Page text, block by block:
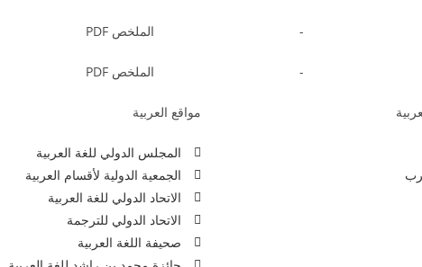
- الملخص PDF
- الملخص PDF
مواقع العربية
المجلس الدولي للغة العربية
الجمعية الدولية لأقسام العربية
الاتحاد الدولي للغة العربية
الاتحاد الدولي للترجمة
صحيفة اللغة العربية